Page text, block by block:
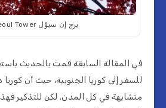
برج إن سيؤل N Seoul Tower
في المقالة السابقة قمت بالحديث
للسفر إلى كوريا الجنوبية، حيث أن
متشابهة في كل المدن. لكن للتذكير